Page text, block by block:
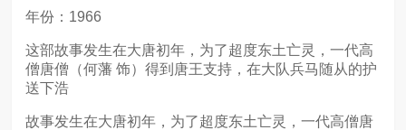
年份：1966
这部故事发生在大唐初年，为了超度东土亡灵，一代高
僧唐僧（何藩 饰）得到唐王支持，在大队兵马随从的护
送下浩
故事发生在大唐初年，为了超度东土亡灵，一代高僧唐